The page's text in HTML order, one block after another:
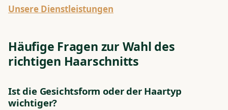
Unsere Dienstleistungen
Häufige Fragen zur Wahl des
richtigen Haarschnitts
Ist die Gesichtsform oder der Haartyp
wichtiger?